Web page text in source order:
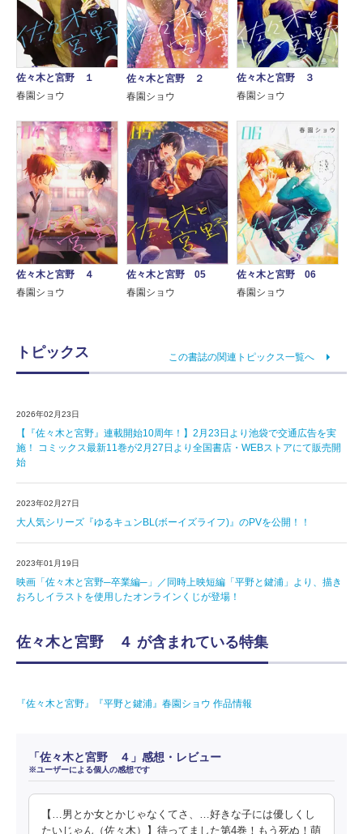
佐々木と宮野 １
春園ショウ
佐々木と宮野 ２
春園ショウ
佐々木と宮野 ３
春園ショウ
佐々木と宮野 ４
春園ショウ
佐々木と宮野 05
春園ショウ
佐々木と宮野 06
春園ショウ
トピックス この書誌の関連トピックス一覧へ
2026年02月23日
【『佐々木と宮野』連載開始10周年！】2月23日より池袋で交通広告を実
施！ コミックス最新11巻が2月27日より全国書店・WEBストアにて販売開
始
2023年02月27日
大人気シリーズ『ゆるキュンBL(ボーイズライフ)』のPVを公開！！
2023年01月19日
映画「佐々木と宮野─卒業編─」／同時上映短編「平野と鍵浦」より、描き
おろしイラストを使用したオンラインくじが登場！
佐々木と宮野 ４ が含まれている特集
『佐々木と宮野』『平野と鍵浦』春園ショウ 作品情報
「佐々木と宮野 ４」感想・レビュー
※ユーザーによる個人の感想です
【…男とか女とかじゃなくてさ、…好きな子には優しくし
たいじゃん（佐々木）】待ってました第4巻！もう死ぬ！萌